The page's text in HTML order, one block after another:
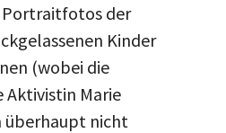
der
Kinder
(wobei die
Aktivistin Marie
überhaupt nicht